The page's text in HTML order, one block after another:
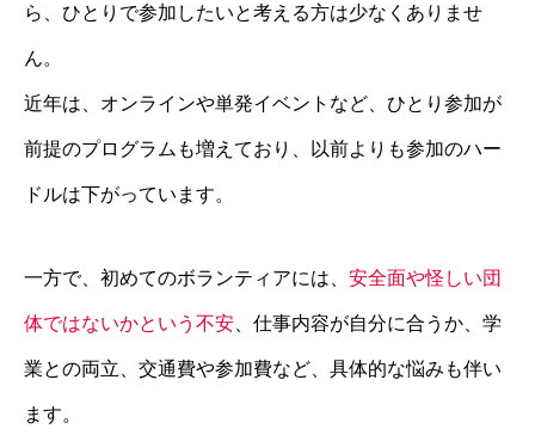
ら、ひとりで参加したいと考える方は少なくありませ
ん。
近年は、オンラインや単発イベントなど、ひとり参加が
前提のプログラムも増えており、以前よりも参加のハー
ドルは下がっています。
一方で、初めてのボランティアには、 安全面や怪しい団
体ではないかという不安 、仕事内容が自分に合うか、学
業との両立、交通費や参加費など、具体的な悩みも伴い
ます。